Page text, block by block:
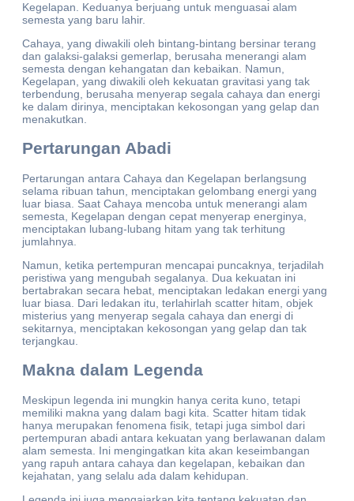
Kegelapan. Keduanya berjuang untuk menguasai alam
semesta yang baru lahir.
Cahaya, yang diwakili oleh bintang-bintang bersinar terang
dan galaksi-galaksi gemerlap, berusaha menerangi alam
semesta dengan kehangatan dan kebaikan. Namun,
Kegelapan, yang diwakili oleh kekuatan gravitasi yang tak
terbendung, berusaha menyerap segala cahaya dan energi
ke dalam dirinya, menciptakan kekosongan yang gelap dan
menakutkan.
Pertarungan Abadi
Pertarungan antara Cahaya dan Kegelapan berlangsung
selama ribuan tahun, menciptakan gelombang energi yang
luar biasa. Saat Cahaya mencoba untuk menerangi alam
semesta, Kegelapan dengan cepat menyerap energinya,
menciptakan lubang-lubang hitam yang tak terhitung
jumlahnya.
Namun, ketika pertempuran mencapai puncaknya, terjadilah
peristiwa yang mengubah segalanya. Dua kekuatan ini
bertabrakan secara hebat, menciptakan ledakan energi yang
luar biasa. Dari ledakan itu, terlahirlah scatter hitam, objek
misterius yang menyerap segala cahaya dan energi di
sekitarnya, menciptakan kekosongan yang gelap dan tak
terjangkau.
Makna dalam Legenda
Meskipun legenda ini mungkin hanya cerita kuno, tetapi
memiliki makna yang dalam bagi kita. Scatter hitam tidak
hanya merupakan fenomena fisik, tetapi juga simbol dari
pertempuran abadi antara kekuatan yang berlawanan dalam
alam semesta. Ini mengingatkan kita akan keseimbangan
yang rapuh antara cahaya dan kegelapan, kebaikan dan
kejahatan, yang selalu ada dalam kehidupan.